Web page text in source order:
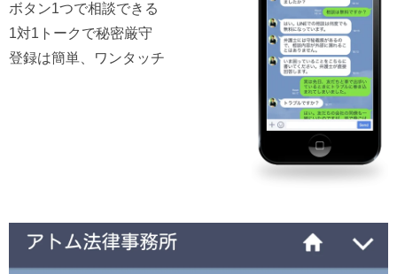
ボタン1つで相談できる
1対1トークで秘密厳守
登録は簡単、ワンタッチ